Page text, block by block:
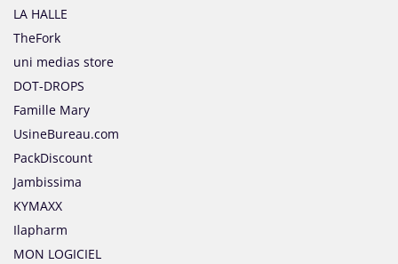
LA HALLE
TheFork
uni medias store
DOT-DROPS
Famille Mary
UsineBureau.com
PackDiscount
Jambissima
KYMAXX
Ilapharm
MON LOGICIEL